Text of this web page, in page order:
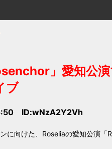
」愛知公
ブ
ID:wNzA2Y2Vh
に向けた、Roseliaの愛知公演